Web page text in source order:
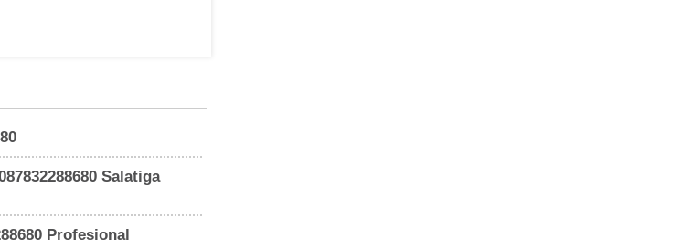
Salatiga
Profesional